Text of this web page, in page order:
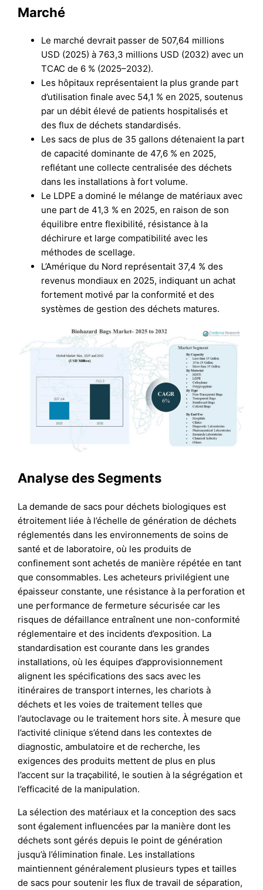
Marché
Le marché devrait passer de 507,64 millions
USD (2025) à 763,3 millions USD (2032) avec un
TCAC de 6 % (2025–2032).
Les hôpitaux représentaient la plus grande part
d’utilisation finale avec 54,1 % en 2025, soutenus
par un débit élevé de patients hospitalisés et
des flux de déchets standardisés.
Les sacs de plus de 35 gallons détenaient la part
de capacité dominante de 47,6 % en 2025,
reflétant une collecte centralisée des déchets
dans les installations à fort volume.
Le LDPE a dominé le mélange de matériaux avec
une part de 41,3 % en 2025, en raison de son
équilibre entre flexibilité, résistance à la
déchirure et large compatibilité avec les
méthodes de scellage.
L’Amérique du Nord représentait 37,4 % des
revenus mondiaux en 2025, indiquant un achat
fortement motivé par la conformité et des
systèmes de gestion des déchets matures.
Analyse des Segments
La demande de sacs pour déchets biologiques est
étroitement liée à l’échelle de génération de déchets
réglementés dans les environnements de soins de
santé et de laboratoire, où les produits de
confinement sont achetés de manière répétée en tant
que consommables. Les acheteurs privilégient une
épaisseur constante, une résistance à la perforation et
une performance de fermeture sécurisée car les
risques de défaillance entraînent une non-conformité
réglementaire et des incidents d’exposition. La
standardisation est courante dans les grandes
installations, où les équipes d’approvisionnement
alignent les spécifications des sacs avec les
itinéraires de transport internes, les chariots à
déchets et les voies de traitement telles que
l’autoclavage ou le traitement hors site. À mesure que
l’activité clinique s’étend dans les contextes de
diagnostic, ambulatoire et de recherche, les
exigences des produits mettent de plus en plus
l’accent sur la traçabilité, le soutien à la ségrégation et
l’efficacité de la manipulation.
La sélection des matériaux et la conception des sacs
sont également influencées par la manière dont les
déchets sont gérés depuis le point de génération
jusqu’à l’élimination finale. Les installations
maintiennent généralement plusieurs types et tailles
de sacs pour soutenir les flux de travail de séparation,